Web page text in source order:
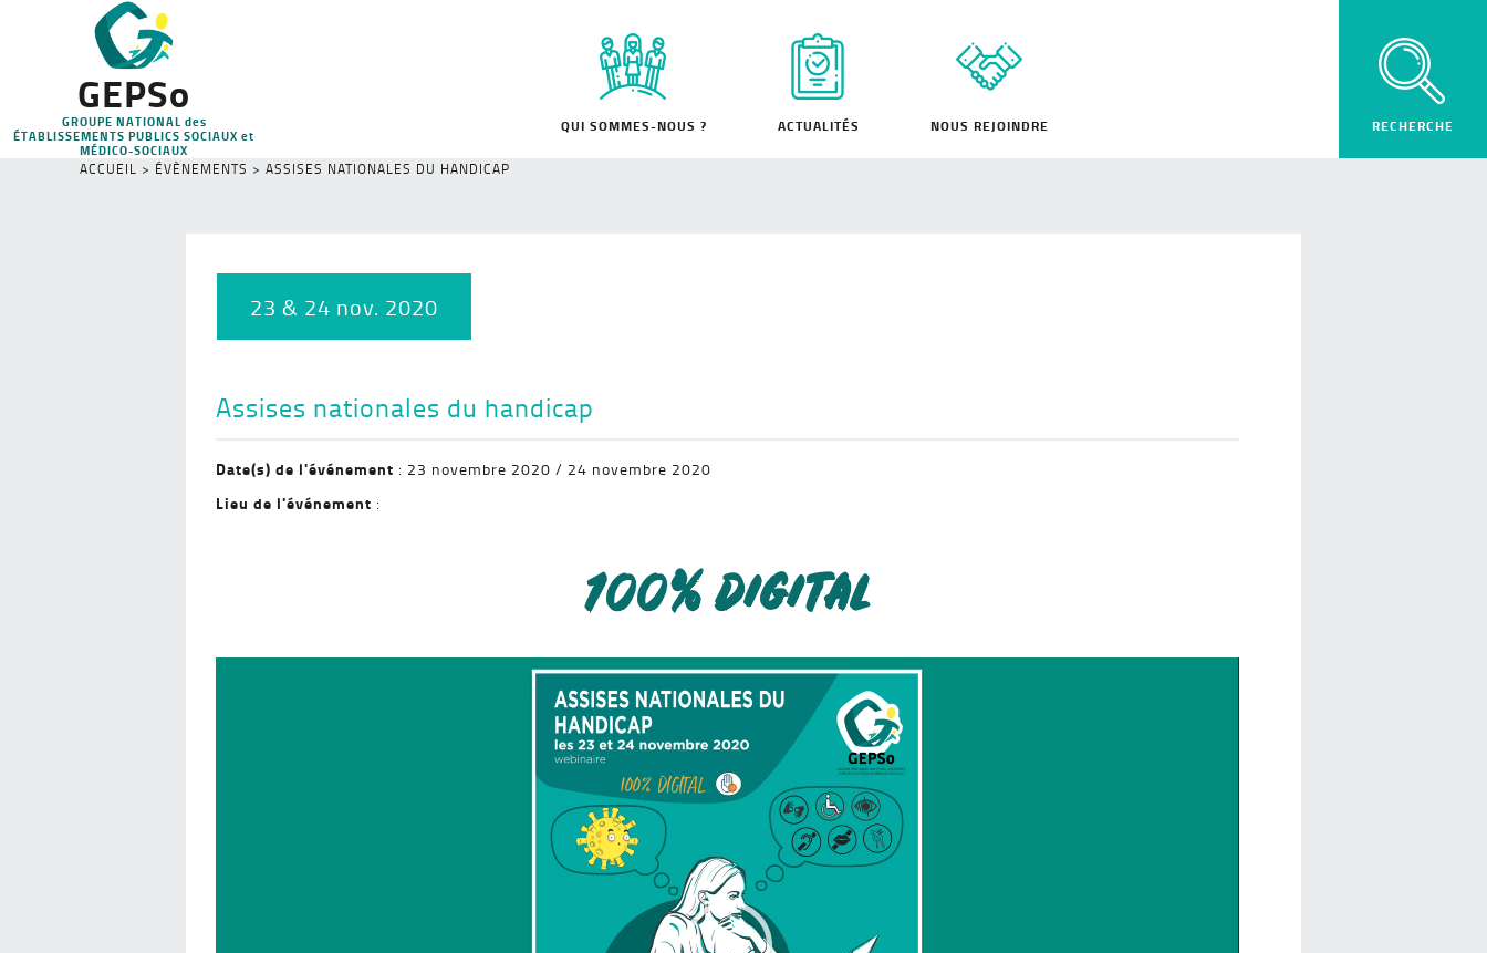
GEPSo
GROUPE NATIONAL des
ÉTABLISSEMENTS PUBLICS SOCIAUX et
MÉDICO-SOCIAUX
QUI SOMMES-NOUS ? ACTUALITÉS NOUS REJOINDRE
ACCUEIL > ÉVÈNEMENTS > ASSISES NATIONALES DU HANDICAP
23 & 24 nov. 2020
Assises nationales du handicap
Date(s) de l'événement : 23 novembre 2020 / 24 novembre 2020
Lieu de l'événement :
100% DIGITAL